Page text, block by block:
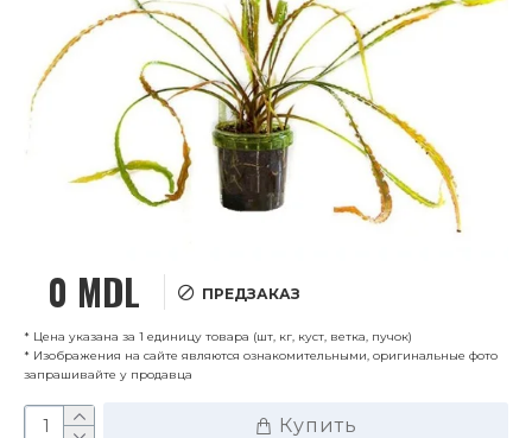
0 MDL ПРЕДЗАКАЗ
* Цена указана за 1 единицу товара (шт, кг, куст, ветка, пучок)
* Изображения на сайте являются ознакомительными, оригинальные фото
запрашивайте у продавца
Купить